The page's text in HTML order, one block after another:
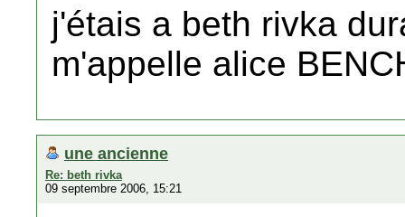
j'étais a beth rivka
m'appelle alice
une ancienne
Re: beth rivka
09 septembre 2006, 15:21